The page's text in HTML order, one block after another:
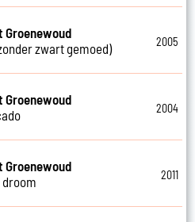
Groenewoud
zwart gemoed)
2005
Groenewoud
2004
Groenewoud
droom
2011